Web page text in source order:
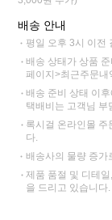
배송 안내
평일 오후 3시 이전
배송 상태가 상품
페이지>최근주문내
배송 준비 상태 이
택배비는 고객님 부
록시걸 온라인몰 주
다.
배송사의 물량 증가
제품 품절 및 디테
을 드리고 있습니다.